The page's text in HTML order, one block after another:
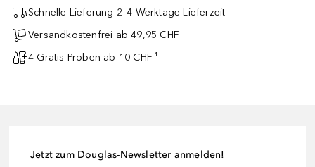
Schnelle Lieferung 2–4 Werktage Lieferzeit
Versandkostenfrei ab 49,95 CHF
4 Gratis-Proben ab 10 CHF ¹
Jetzt zum Douglas-Newsletter anmelden!